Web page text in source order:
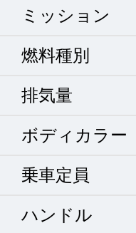
ミッション
燃料種別
排気量
ボディカラー
乗車定員
ハンドル